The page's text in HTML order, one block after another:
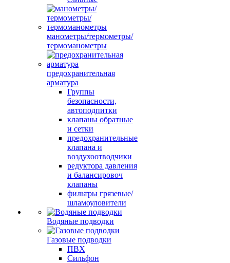
манометры/термометры/
термоманометры
предохранительная
арматура
Группы
безопасности,
автоподпитки
клапаны обратные
и сетки
предохранительные
клапана и
воздухоотводчики
редуктора давления
и балансировоч
клапаны
фильтры грязевые/
шламоуловители
Водяные подводки
Газовые подводки
ПВХ
Сильфон